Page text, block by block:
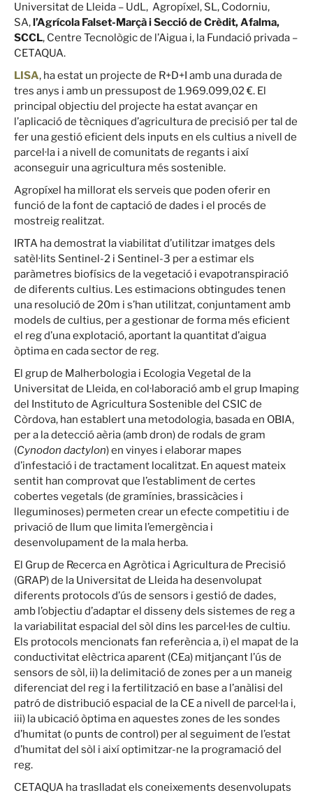
Universitat de Lleida – UdL, Agropíxel, SL, Codorniu,
SA, l’Agrícola Falset-Marçà i Secció de Crèdit, Afalma,
SCCL, Centre Tecnològic de l’Aigua i, la Fundació privada –
CETAQUA.
LISA, ha estat un projecte de R+D+I amb una durada de
tres anys i amb un pressupost de 1.969.099,02 €. El
principal objectiu del projecte ha estat avançar en
l’aplicació de tècniques d’agricultura de precisió per tal de
fer una gestió eficient dels inputs en els cultius a nivell de
parcel·la i a nivell de comunitats de regants i així
aconseguir una agricultura més sostenible.
Agropíxel ha millorat els serveis que poden oferir en
funció de la font de captació de dades i el procés de
mostreig realitzat.
IRTA ha demostrat la viabilitat d’utilitzar imatges dels
satèl·lits Sentinel-2 i Sentinel-3 per a estimar els
paràmetres biofísics de la vegetació i evapotranspiració
de diferents cultius. Les estimacions obtingudes tenen
una resolució de 20m i s’han utilitzat, conjuntament amb
models de cultius, per a gestionar de forma més eficient
el reg d’una explotació, aportant la quantitat d’aigua
òptima en cada sector de reg.
El grup de Malherbologia i Ecologia Vegetal de la
Universitat de Lleida, en col·laboració amb el grup Imaping
del Instituto de Agricultura Sostenible del CSIC de
Còrdova, han establert una metodologia, basada en OBIA,
per a la detecció aèria (amb dron) de rodals de gram
(Cynodon dactylon) en vinyes i elaborar mapes
d’infestació i de tractament localitzat. En aquest mateix
sentit han comprovat que l’establiment de certes
cobertes vegetals (de gramínies, brassicàcies i
lleguminoses) permeten crear un efecte competitiu i de
privació de llum que limita l’emergència i
desenvolupament de la mala herba.
El Grup de Recerca en Agròtica i Agricultura de Precisió
(GRAP) de la Universitat de Lleida ha desenvolupat
diferents protocols d’ús de sensors i gestió de dades,
amb l’objectiu d’adaptar el disseny dels sistemes de reg a
la variabilitat espacial del sòl dins les parcel·les de cultiu.
Els protocols mencionats fan referència a, i) el mapat de la
conductivitat elèctrica aparent (CEa) mitjançant l’ús de
sensors de sòl, ii) la delimitació de zones per a un maneig
diferenciat del reg i la fertilització en base a l’anàlisi del
patró de distribució espacial de la CE a nivell de parcel·la i,
iii) la ubicació òptima en aquestes zones de les sondes
d’humitat (o punts de control) per al seguiment de l’estat
d’humitat del sòl i així optimitzar-ne la programació del
reg.
CETAQUA ha traslladat els coneixements desenvolupats